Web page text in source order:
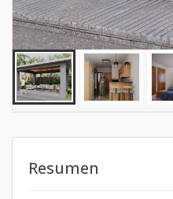
Resumen